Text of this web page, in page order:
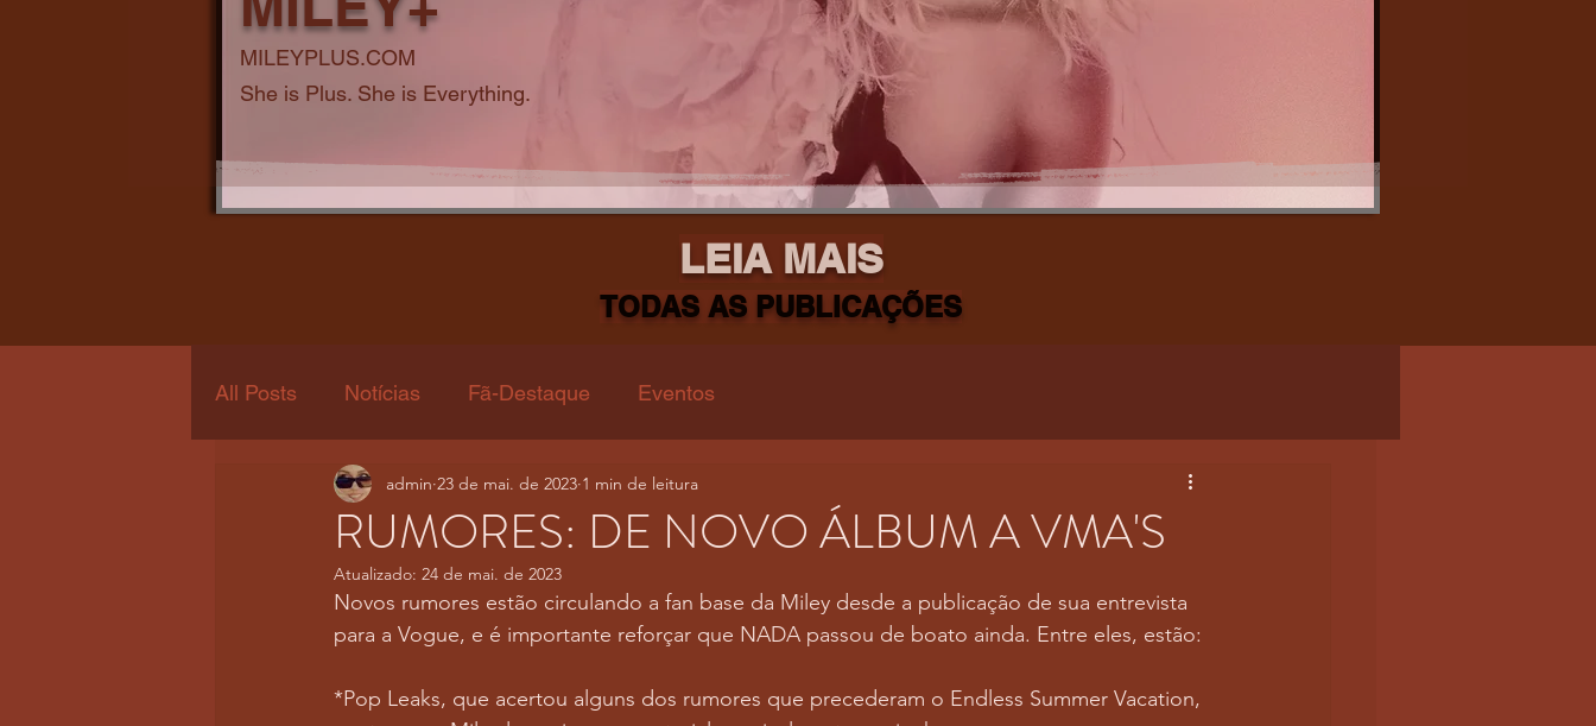
LEIA MAIS
TODAS AS PUBLICAÇÕES
All Posts Notícias Fã-Destaque Eventos
RUMORES: DE NOVO ÁLBUM A VMA'S
admin 23 de mai. de 2023 1 min de leitura
Atualizado: 24 de mai. de 2023
Novos rumores estão circulando a fan base da Miley desde a publicação de sua entrevista
para a Vogue, e é importante reforçar que NADA passou de boato ainda. Entre eles, estão:
*Pop Leaks, que acertou alguns dos rumores que precederam o Endless Summer Vacation,
MILEYPLUS.COM
She is Plus. She is Everything.